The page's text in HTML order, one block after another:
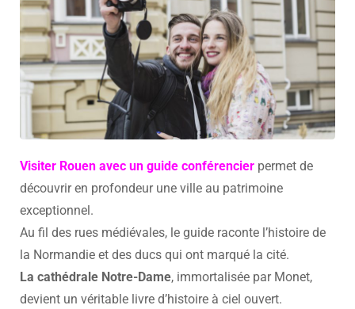
Visiter Rouen avec un guide conférencier permet de
découvrir en profondeur une ville au patrimoine
exceptionnel.
Au fil des rues médiévales, le guide raconte l’histoire de
la Normandie et des ducs qui ont marqué la cité.
La cathédrale Notre-Dame, immortalisée par Monet,
devient un véritable livre d’histoire à ciel ouvert.